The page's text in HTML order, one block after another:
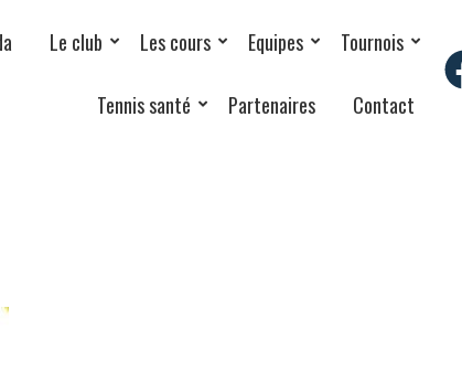
Le club Les cours Equipes Tournois
Tennis santé Partenaires Contact